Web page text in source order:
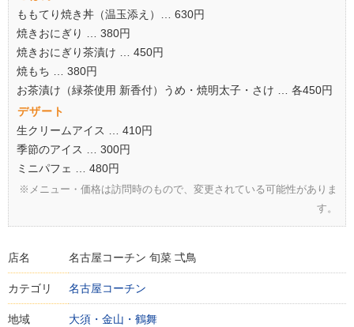
ももてり焼き丼（温玉添え）… 630円
焼きおにぎり … 380円
焼きおにぎり茶漬け … 450円
焼もち … 380円
お茶漬け（緑茶使用 新香付）うめ・焼明太子・さけ … 各450円
デザート
生クリームアイス … 410円
季節のアイス … 300円
ミニパフェ … 480円
※メニュー・価格は訪問時のもので、変更されている可能性がありま
す。
店名 名古屋コーチン 旬菜 弌鳥
カテゴリ 名古屋コーチン
地域 大須・金山・鶴舞